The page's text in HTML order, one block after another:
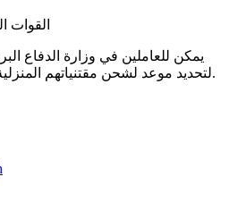
القوات
يمكن للعاملين في وزارة الدفاع
GRMS لتحديد موعد لشحن مقتنياتهم المنزلية إلى مواقع جديدة.